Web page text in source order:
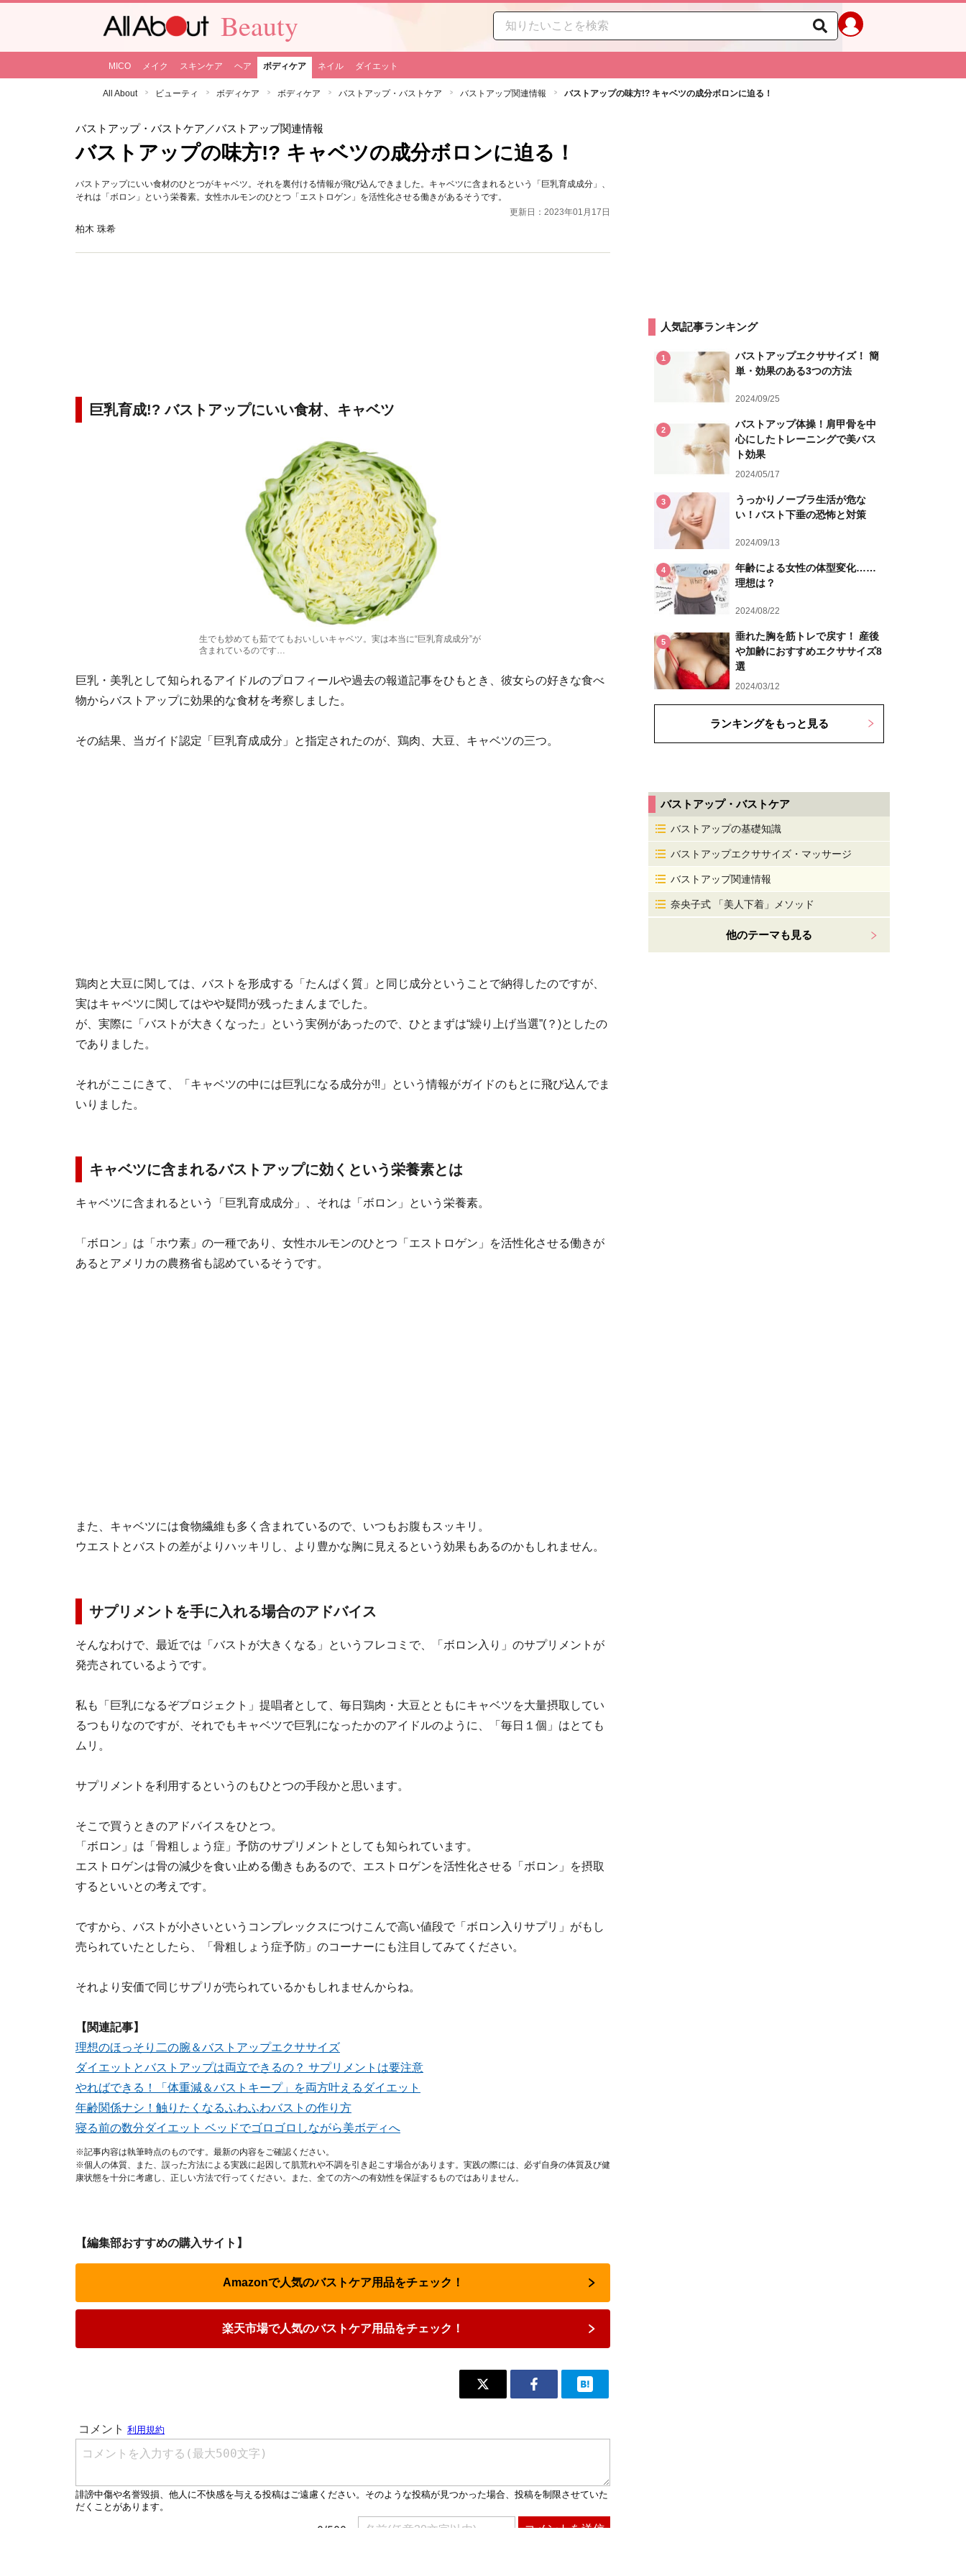
Beauty
MICO メイク スキンケア ヘア ボディケア ネイル ダイエット
All About ビューティ ボディケア ボディケア バストアップ・バストケア バストアップ関連情報 バストアップの味方!? キャベツの成分ボロンに迫る！
バストアップ・バストケア ／バストアップ関連情報
バストアップの味方!? キャベツの成分ボロンに迫る！
バストアップにいい食材のひとつがキャベツ。それを裏付ける情報が飛び込んできました。キャベツに含まれるという「巨乳育成成分」、
それは「ボロン」という栄養素。女性ホルモンのひとつ「エストロゲン」を活性化させる働きがあるそうです。
更新日：2023年01月17日
柏木 珠希
巨乳育成!? バストアップにいい食材、キャベツ
生でも炒めても茹でてもおいしいキャベツ。実は本当に“巨乳育成成分”が
含まれているのです…
巨乳・美乳として知られるアイドルのプロフィールや過去の報道記事をひもとき、彼女らの好きな食べ
物からバストアップに効果的な食材を考察しました。
その結果、当ガイド認定「 巨乳育成成分 」と指定されたのが、鶏肉、大豆、キャベツの三つ。
鶏肉と大豆に関しては、バストを形成する「 たんぱく質 」と同じ成分ということで納得したのですが、
実はキャベツに関してはやや疑問が残ったまんまでした。
が、実際に「バストが大きくなった」という実例があったので、ひとまずは“繰り上げ当選”(？)としたの
でありました。
それがここにきて、「 キャベツの中には巨乳になる成分が!!」という情報がガイドのもとに飛び込んでま
いりました。
キャベツに含まれるバストアップに効くという栄養素とは
キャベツに含まれるという「巨乳育成成分」、それは「 ボロン 」という栄養素。
「ボロン」は「ホウ素」の一種であり、女性ホルモンのひとつ「エストロゲン」を活性化させる働きが
あるとアメリカの農務省も認めているそうです。
また、キャベツには食物繊維も多く含まれているので、いつもお腹もスッキリ。
ウエストとバストの差がよりハッキリし、より豊かな胸に見えるという効果もあるのかもしれません。
サプリメントを手に入れる場合のアドバイス
そんなわけで、最近では「バストが大きくなる」というフレコミで、「ボロン入り」のサプリメント が
発売されているようです。
私も「巨乳になるぞプロジェクト」提唱者として、毎日鶏肉・大豆とともにキャベツを大量摂取してい
るつもりなのですが、それでもキャベツで巨乳になったかのアイドルのように、「毎日１個」はとても
ムリ。
サプリメントを利用するというのもひとつの手段かと思います。
そこで買うときのアドバイスをひとつ。
「ボロン」は「 骨粗しょう症 」予防のサプリメントとしても知られています。
エストロゲンは骨の減少を食い止める働きもあるので、エストロゲンを活性化させる「ボロン」を摂取
するといいとの考えです。
ですから、バストが小さいというコンプレックスにつけこんで高い値段で「ボロン入りサプリ」がもし
売られていたとしたら、「骨粗しょう症予防」のコーナーにも注目してみてください。
それより安価で同じサプリが売られているかもしれませんからね。
【関連記事】
理想のほっそり二の腕＆バストアップエクササイズ
ダイエットとバストアップは両立できるの？ サプリメントは要注意
やればできる！「体重減＆バストキープ」を両方叶えるダイエット
年齢関係ナシ！触りたくなるふわふわバストの作り方
寝る前の数分ダイエット ベッドでゴロゴロしながら美ボディへ
※記事内容は執筆時点のものです。最新の内容をご確認ください。
※個人の体質、また、誤った方法による実践に起因して肌荒れや不調を引き起こす場合があります。実践の際には、必ず自身の体質及び健
康状態を十分に考慮し、正しい方法で行ってください。また、全ての方への有効性を保証するものではありません。
【編集部おすすめの購入サイト】
Amazonで人気のバストケア用品をチェック！
楽天市場で人気のバストケア用品をチェック！
人気記事ランキング
1
バストアップエクササイズ！ 簡
単・効果のある3つの方法
2024/09/25
2
バストアップ体操！肩甲骨を中
心にしたトレーニングで美バス
ト効果
2024/05/17
3
うっかりノーブラ生活が危な
い！バスト下垂の恐怖と対策
2024/09/13
4
年齢による女性の体型変化……
理想は？
2024/08/22
5
垂れた胸を筋トレで戻す！ 産後
や加齢におすすめエクササイズ8
選
2024/03/12
ランキングをもっと見る
バストアップ・バストケア
バストアップの基礎知識
バストアップエクササイズ・マッサージ
バストアップ関連情報
奈央子式 「美人下着」メソッド
他のテーマも見る